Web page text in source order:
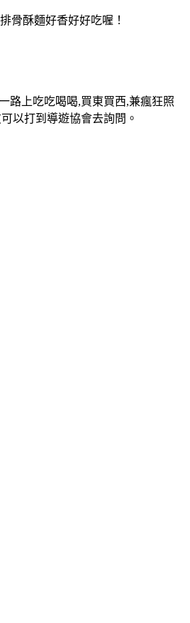
骨酥麵好香好好吃喔！
路上吃吃喝喝,買東買西,兼瘋狂照
以打到導遊協會去詢問。